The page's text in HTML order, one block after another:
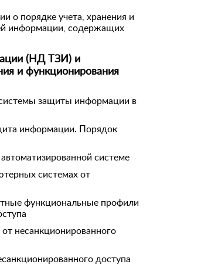
о порядке учета, хранения и
информации, содержащих
(НД ТЗИ) и
и функционирования
защиты информации в
информации. Порядок
системе
системах от
функциональные профили
несанкционированного
доступа